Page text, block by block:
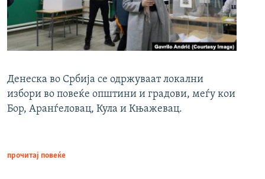
Денеска во Србија се одржуваат локални
избори во повеќе општини и градови, меѓу кои
Бор, Аранѓеловац, Кула и Књажевац.
прочитај повеќе